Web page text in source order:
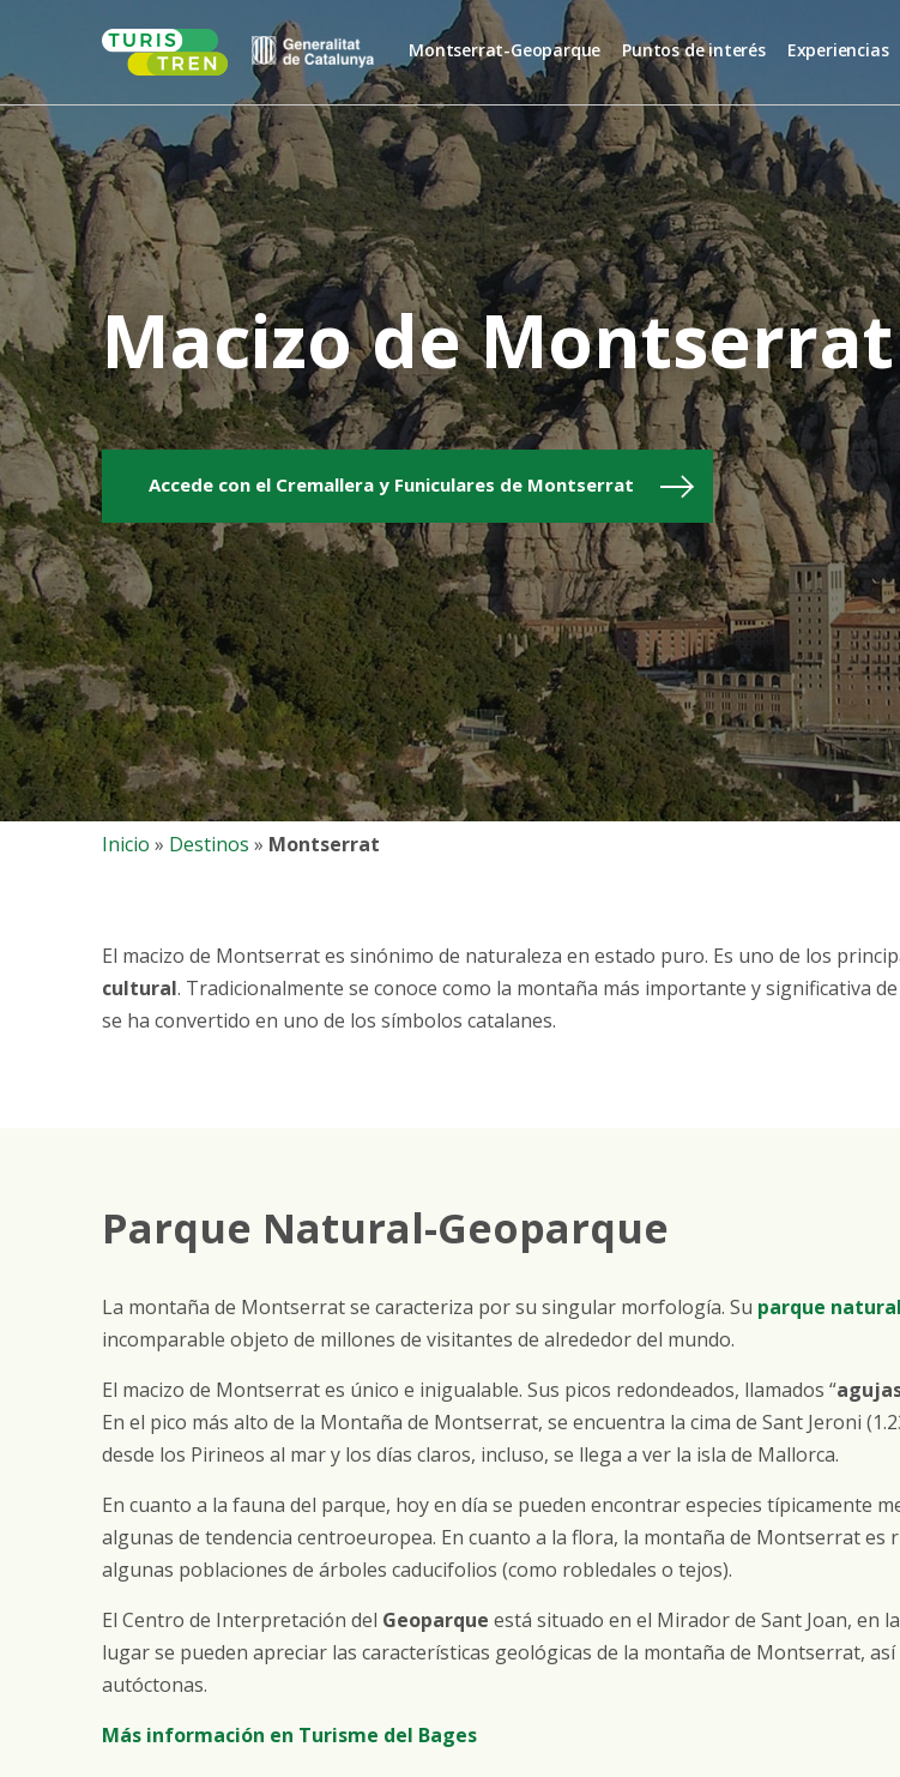
content
Home Montserrat-Geoparque Puntos de interés Experiencias
Inicio » Destinos » Montserrat
Macizo de Montserrat
Accede con el Cremallera y Funiculares de Montserrat
El macizo de Montserrat es sinónimo de naturaleza en estado puro. Es uno de los
cultural. Tradicionalmente se conoce como la montaña más importante y significativa
se ha convertido en uno de los símbolos catalanes.
Parque Natural-Geoparque
La montaña de Montserrat se caracteriza por su singular morfología. Su parque natural
incomparable objeto de millones de visitantes de alrededor del mundo.
El macizo de Montserrat es único e inigualable. Sus picos redondeados, llamados “
En el pico más alto de la Montaña de Montserrat, se encuentra la cima de Sant Jeroni
desde los Pirineos al mar y los días claros, incluso, se llega a ver la isla de Mallorca.
En cuanto a la fauna del parque, hoy en día se pueden encontrar especies típicamente
algunas de tendencia centroeuropea. En cuanto a la flora, la montaña de Montserrat es
algunas poblaciones de árboles caducifolios (como robledales o tejos).
El Centro de Interpretación del Geoparque está situado en el Mirador de Sant Joan, en
lugar se pueden apreciar las características geológicas de la montaña de Montserrat,
autóctonas.
Más información en Turisme del Bages